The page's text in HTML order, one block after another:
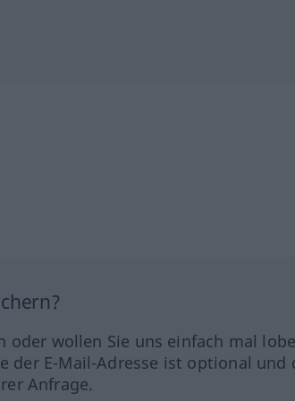
oder wollen Sie uns einfach mal
der E-Mail-Adresse ist optional und
Anfrage.